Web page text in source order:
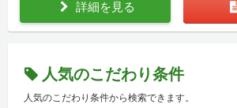
詳細を見る
人気のこだわり条件
人気のこだわり条件から検索できます。